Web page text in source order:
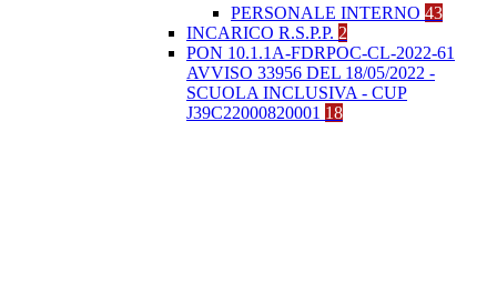
PERSONALE INTERNO 43
INCARICO R.S.P.P. 2
PON 10.1.1A-FDRPOC-CL-2022-61
AVVISO 33956 DEL 18/05/2022 -
SCUOLA INCLUSIVA - CUP
J39C22000820001 18